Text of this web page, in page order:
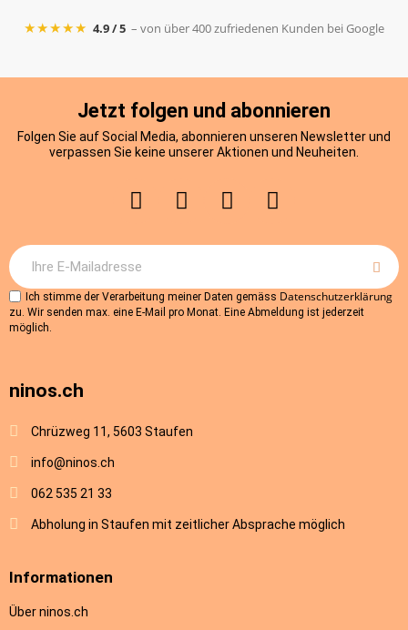
★★★★★ 4.9 / 5 – von über 400 zufriedenen Kunden bei Google
Jetzt folgen und abonnieren
Folgen Sie auf Social Media, abonnieren unseren Newsletter und
verpassen Sie keine unserer Aktionen und Neuheiten.
Ich stimme der Verarbeitung meiner Daten gemäss Datenschutzerklärung
zu. Wir senden max. eine E-Mail pro Monat. Eine Abmeldung ist jederzeit
möglich.
ninos.ch
Chrüzweg 11, 5603 Staufen
info@ninos.ch
062 535 21 33
Abholung in Staufen mit zeitlicher Absprache möglich
Informationen
Über ninos.ch